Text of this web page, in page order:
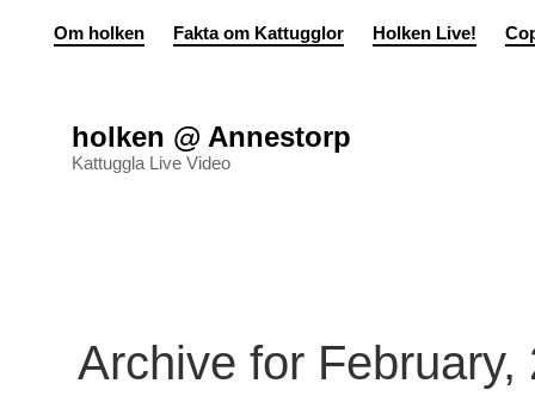
Om holken Fakta om Kattugglor Holken Live!
holken @ Annestorp
Kattuggla Live Video
Archive for February,